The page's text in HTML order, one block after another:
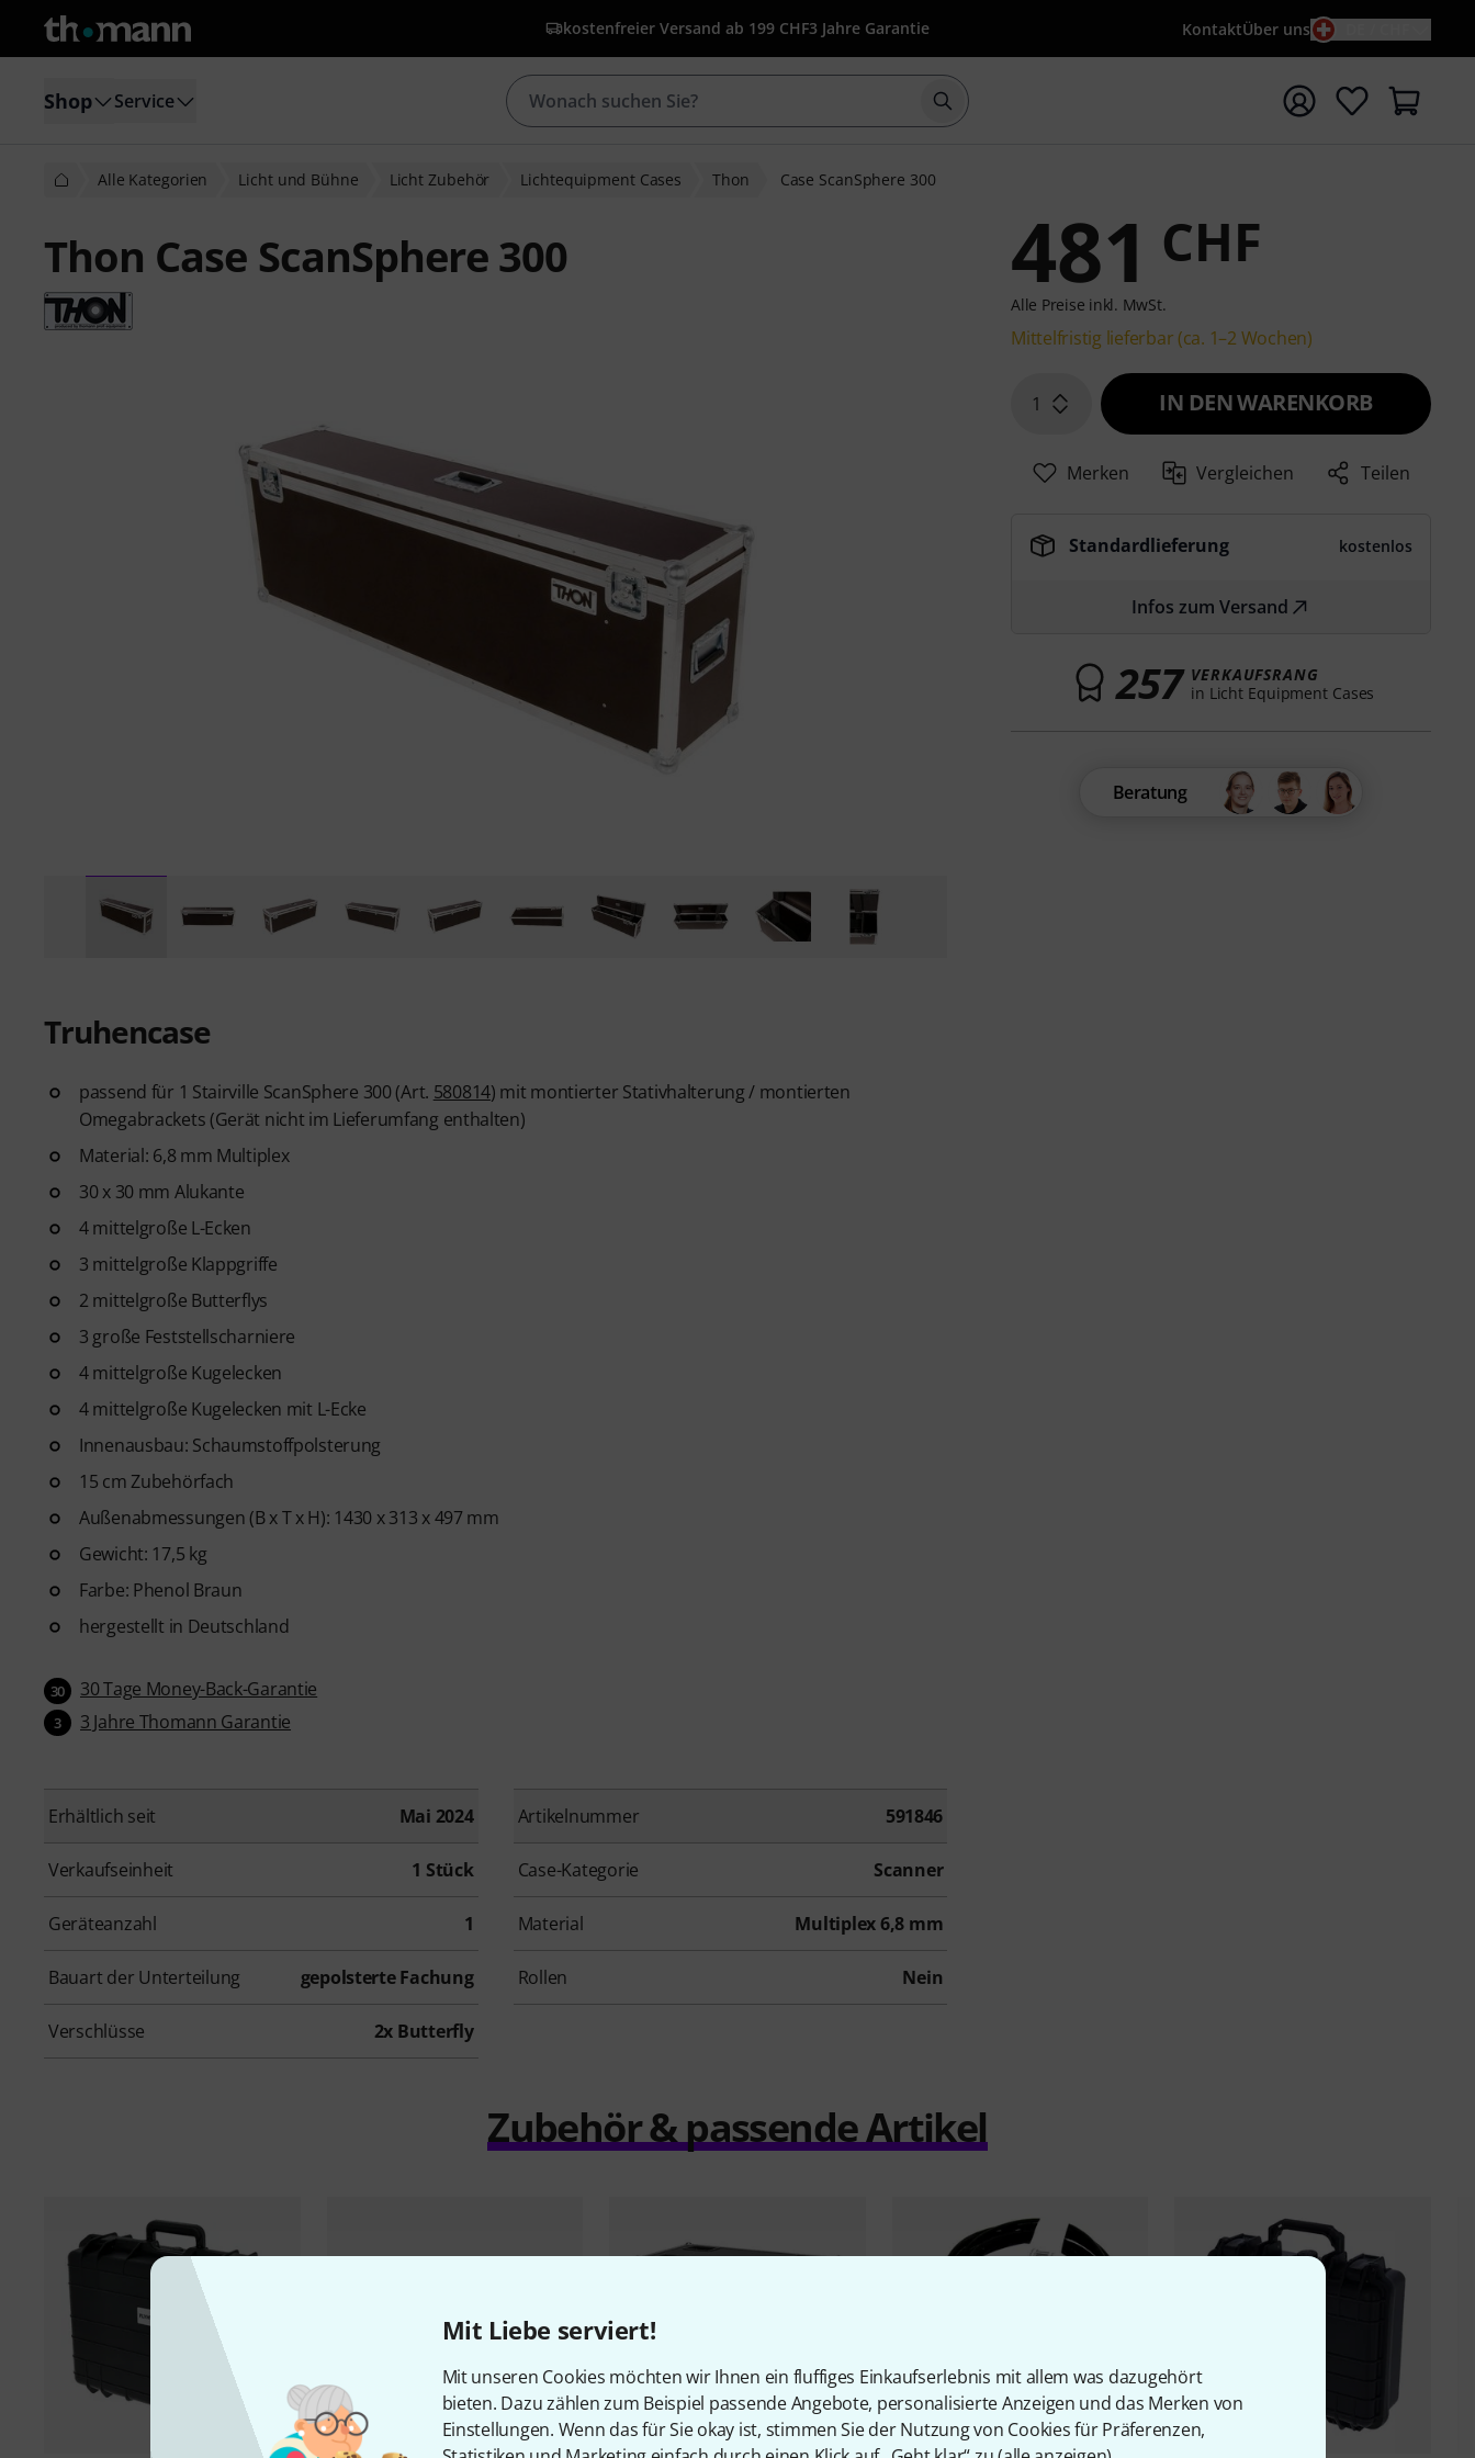
Mit Liebe serviert!
Mit unseren Cookies möchten wir Ihnen ein fluffiges Einkaufserlebnis mit allem was dazugehört
bieten. Dazu zählen zum Beispiel passende Angebote, personalisierte Anzeigen und das Merken von
Einstellungen. Wenn das für Sie okay ist, stimmen Sie der Nutzung von Cookies für Präferenzen,
kostenfreier Versand ab 199 CHF3 Jahre Garantie KontaktÜber uns
Shop Service Suche mit Suchwort {searchTerm} starten
Alle Kategorien Licht und Bühne Licht Zubehör Lichtequipment Cases Thon Case ScanSphere 300
Thon Case ScanSphere 300
Truhencase
passend für 1 Stairville ScanSphere 300 (Art. 580814) mit montierter Stativhalterung / montierten
Omegabrackets (Gerät nicht im Lieferumfang enthalten)
Material: 6,8 mm Multiplex
30 x 30 mm Alukante
4 mittelgroße L-Ecken
3 mittelgroße Klappgriffe
2 mittelgroße Butterflys
3 große Feststellscharniere
4 mittelgroße Kugelecken
4 mittelgroße Kugelecken mit L-Ecke
Innenausbau: Schaumstoffpolsterung
15 cm Zubehörfach
Außenabmessungen (B x T x H): 1430 x 313 x 497 mm
Gewicht: 17,5 kg
Farbe: Phenol Braun
hergestellt in Deutschland
30 30 Tage Money-Back-Garantie
3 3 Jahre Thomann Garantie
Erhältlich seit Mai 2024 Artikelnummer 591846
Verkaufseinheit 1 Stück Case-Kategorie Scanner
Geräteanzahl 1 Material Multiplex 6,8 mm
Bauart der Unterteilung gepolsterte Fachung Rollen Nein
Verschlüsse 2x Butterfly
481 CHF
Alle Preise inkl. MwSt.
Mittelfristig lieferbar (ca. 1–2 Wochen)
1 IN DEN WARENKORB
Merken Vergleichen Teilen
Standardlieferung kostenlos
Infos zum Versand
257 VERKAUFSRANG
in Licht Equipment Cases
Beratung
Zubehör & passende Artikel